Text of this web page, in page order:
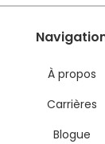
À propos
Carrières
Blogue